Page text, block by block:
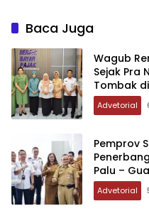
Baca Juga
Wagub
Sejak Pra
Tombak
Advetorial
Pemprov
Palu –
Advetorial